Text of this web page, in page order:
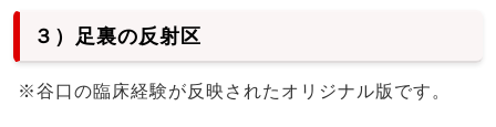
３）足裏の反射区
※谷口の臨床経験が反映されたオリジナル版です。